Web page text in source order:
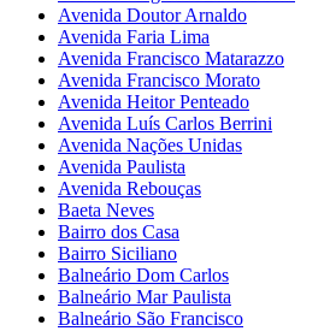
Avenida Doutor Arnaldo
Avenida Faria Lima
Avenida Francisco Matarazzo
Avenida Francisco Morato
Avenida Heitor Penteado
Avenida Luís Carlos Berrini
Avenida Nações Unidas
Avenida Paulista
Avenida Rebouças
Baeta Neves
Bairro dos Casa
Bairro Siciliano
Balneário Dom Carlos
Balneário Mar Paulista
Balneário São Francisco